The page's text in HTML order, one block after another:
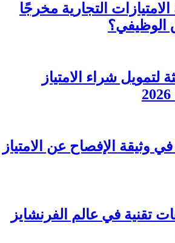
التجارية مخرجًا
الوظيفي؟
لتمويل شراء الامتياز
بنود في وثيقة الإفصاح عن الامتياز
تقنية في عالم الفرنشايز